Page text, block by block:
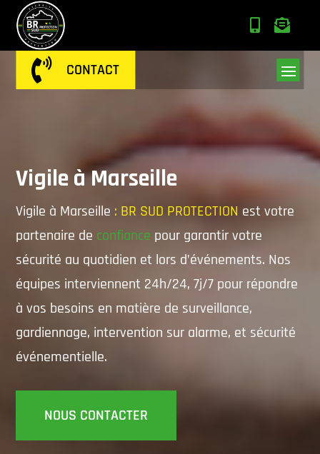
 
 CONTACT
Vigile à Marseille
Vigile à Marseille : BR SUD PROTECTION est votre
partenaire de confiance pour garantir votre
sécurité au quotidien et lors d’événements. Nos
équipes interviennent 24h/24, 7j/7 pour répondre
à vos besoins en matière de surveillance,
gardiennage, intervention sur alarme, et sécurité
événementielle.
NOUS CONTACTER